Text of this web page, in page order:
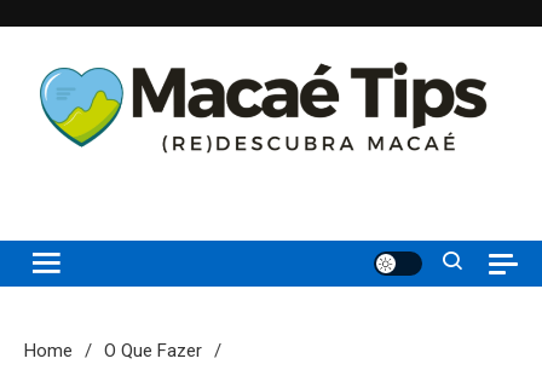
content
Princesinha do Atlântico
Home
O Que Fazer